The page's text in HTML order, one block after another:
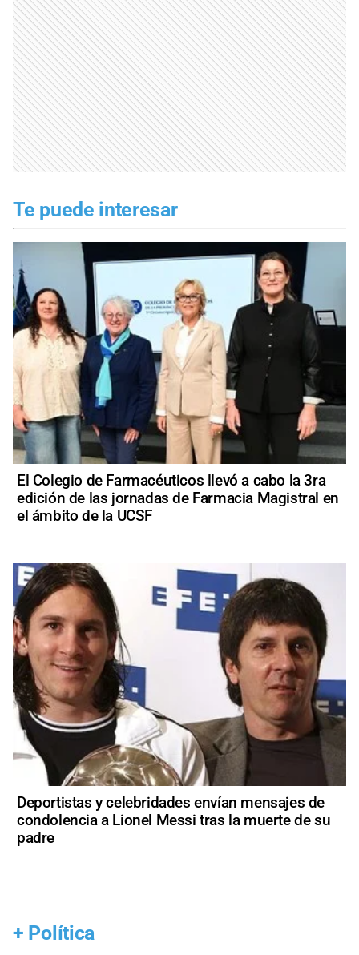
Te puede interesar
El Colegio de Farmacéuticos llevó a cabo la 3ra
edición de las jornadas de Farmacia Magistral en
el ámbito de la UCSF
Deportistas y celebridades envían mensajes de
condolencia a Lionel Messi tras la muerte de su
padre
+ Política